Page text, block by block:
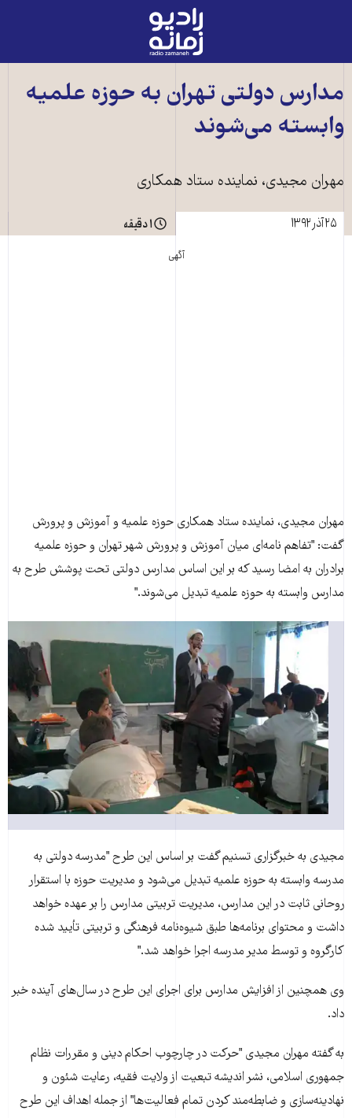
رادیو
زمانه
به
صفحه
اصلی
مدارس دولتی تهران به حوزه علميه
وابسته می‌شوند
مهران مجيدی، نماينده ستاد همکاری
۲۵ آذر ۱۳۹۲
۱ دقیقه
آگهی
مهران مجيدی، نماينده ستاد همکاری حوزه علميه و آموزش ‌و پرورش
گفت: "تفاهم نامه‌ای ميان آموزش ‌و پرورش شهر تهران و حوزه علميه
برادران به امضا رسيد که بر اين اساس مدارس دولتی تحت پوشش طرح به
مدارس وابسته به حوزه علميه تبديل می‌شوند."
مجيدی به خبرگزاری تسنيم گفت بر اساس اين طرح "مدرسه دولتی به
مدرسه وابسته به حوزه علميه تبديل می‌شود و مديريت حوزه با استقرار
روحانی ثابت در اين مدارس، مديريت تربيتی مدارس را بر عهده خواهد
داشت و محتوای برنامه‌ها طبق شيوه‌نامه فرهنگی و تربيتی تأييد شده
کارگروه و توسط مدير مدرسه اجرا خواهد شد."
وی همچنين از افزايش مدارس برای اجرای اين طرح در سال‌های آينده خبر
داد.
به گفته مهران مجيدی "حرکت در چارچوب احکام دينی و مقررات نظام
جمهوری اسلامی، نشر انديشه تبعيت از ولايت فقيه، رعايت شئون و
نهادينه‌سازی و ضابطه‌مند کردن تمام فعاليت‌ها" از جمله اهداف اين طرح